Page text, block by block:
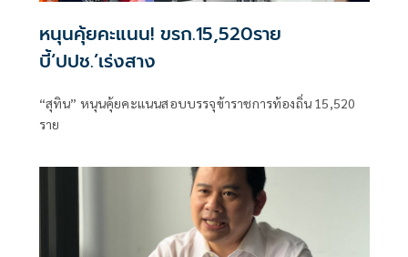
หนุนคุ้ยคะแนน! ขรก.15,520ราย
บี้‘ปปช.’เร่งสาง
“สุทิน” หนุนคุ้ยคะแนนสอบบรรจุข้าราชการท้องถิ่น 15,520
ราย